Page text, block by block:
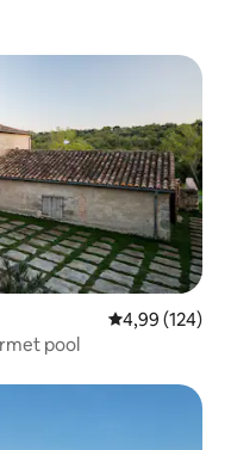
4,99 ud af 5 i
4,99 (124)
pool